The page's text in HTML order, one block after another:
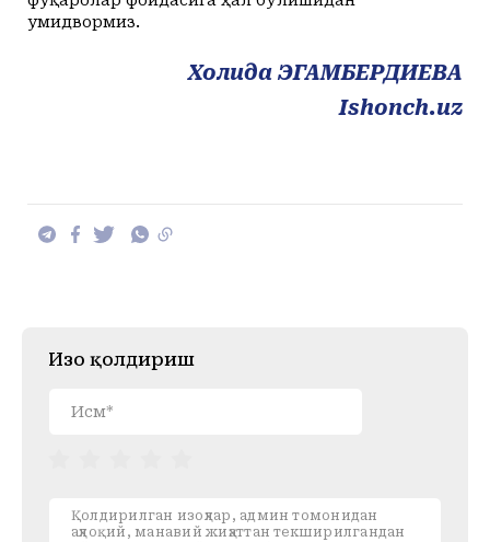
умидвормиз.
Холида ЭГАМБЕРДИЕВА
Ishonch.uz
Изоҳ қолдириш